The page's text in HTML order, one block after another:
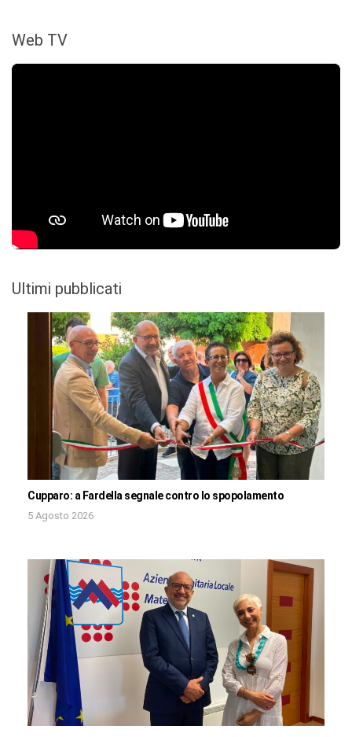
Web TV
Ultimi pubblicati
Cupparo: a Fardella segnale contro lo spopolamento
5 Agosto 2026